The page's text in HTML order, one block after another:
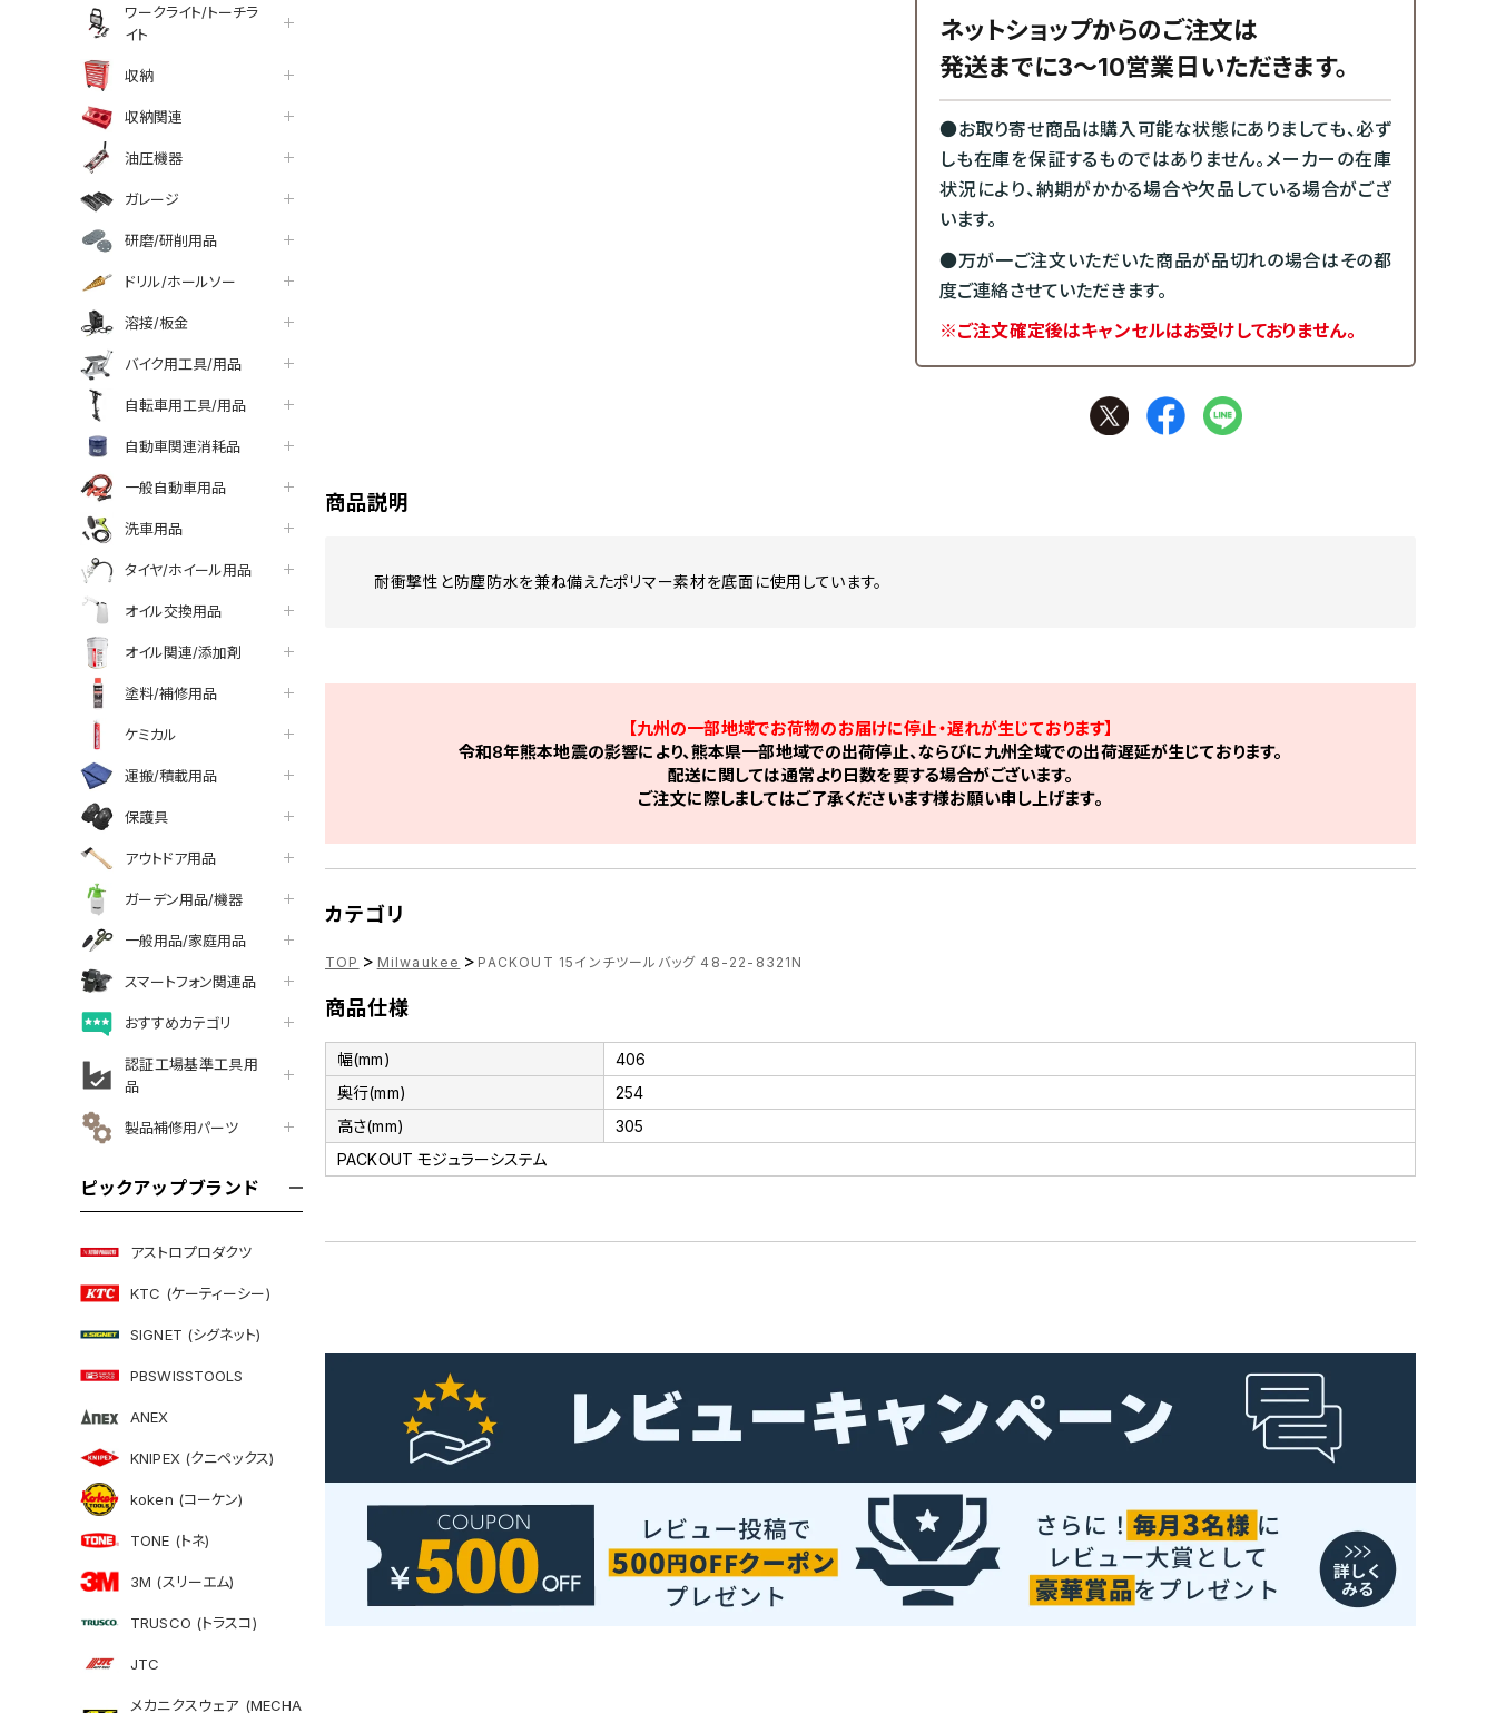
ワークライト/トーチラ
イト
収納
収納関連
油圧機器
ガレージ
研磨/研削用品
ドリル/ホールソー
溶接/板金
バイク用工具/用品
自転車用工具/用品
自動車関連消耗品
一般自動車用品
洗車用品
タイヤ/ホイール用品
オイル交換用品
オイル関連/添加剤
塗料/補修用品
ケミカル
運搬/積載用品
保護具
アウトドア用品
ガーデン用品/機器
一般用品/家庭用品
スマートフォン関連品
おすすめカテゴリ
認証工場基準工具用
品
製品補修用パーツ
ピックアップブランド
アストロプロダクツ
KTC (ケーティーシー)
SIGNET (シグネット)
PBSWISSTOOLS
ANEX
KNIPEX (クニペックス)
koken (コーケン)
TONE (トネ)
3M (スリーエム)
TRUSCO (トラスコ)
JTC
メカニクスウェア (MECHA
ネットショップからのご注文は
発送までに3～10営業日いただきます。
●お取り寄せ商品は購入可能な状態にありましても、必ず
しも在庫を保証するものではありません。メーカーの在庫
状況により、納期がかかる場合や欠品している場合がござ
います。
●万が一ご注文いただいた商品が品切れの場合はその都
度ご連絡させていただきます。
※ご注文確定後はキャンセルはお受けしておりません。
facebook
line
商品説明
耐衝撃性と防塵防水を兼ね備えたポリマー素材を底面に使用しています。
【九州の一部地域でお荷物のお届けに停止・遅れが生じております】
令和8年熊本地震の影響により、熊本県一部地域での出荷停止、ならびに九州全域での出荷遅延が生じております。
配送に関しては通常より日数を要する場合がございます。
ご注文に際しましてはご了承くださいます様お願い申し上げます。
カテゴリ
TOP > Milwaukee > PACKOUT 15インチツールバッグ 48-22-8321N
商品仕様
幅(mm)
406
奥行(mm)
254
高さ(mm)
305
PACKOUT モジュラーシステム